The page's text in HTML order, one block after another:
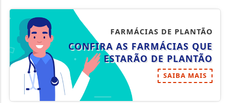
FARMÁCIAS DE PLANTÃO
CONFIRA AS FARMÁCIAS QUE
ESTARÃO DE PLANTÃO
SAIBA MAIS